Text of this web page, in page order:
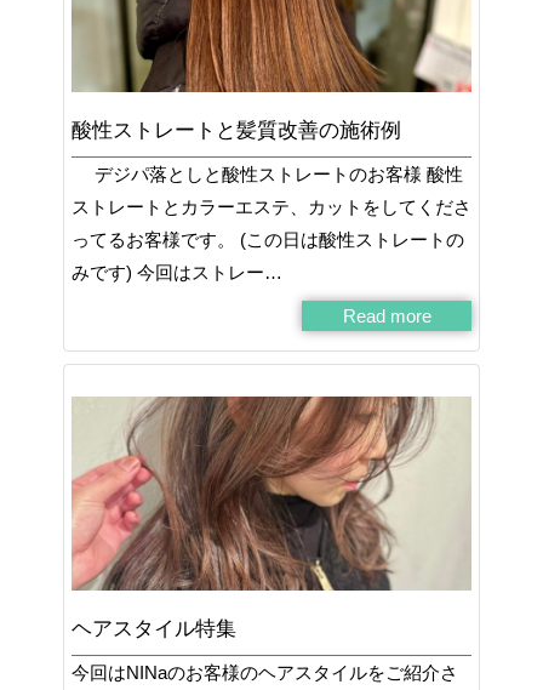
酸性ストレートと髪質改善の施術例
デジパ落としと酸性ストレートのお客様 酸性
ストレートとカラーエステ、カットをしてくださ
ってるお客様です。 (この日は酸性ストレートの
みです) 今回はストレー…
Read more
ヘアスタイル特集
今回はNINaのお客様のヘアスタイルをご紹介さ